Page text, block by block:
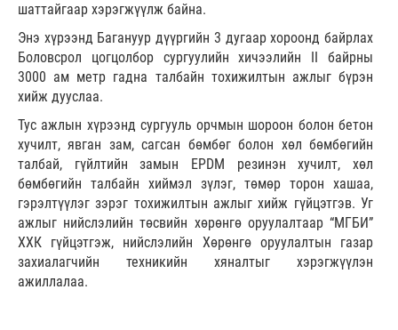
шаттайгаар хэрэгжүүлж байна.
Энэ хүрээнд Багануур дүүргийн 3 дугаар хороонд байрлах
Боловсрол цогцолбор сургуулийн хичээлийн II байрны
3000 ам метр гадна талбайн тохижилтын ажлыг бүрэн
хийж дууслаа.
Тус ажлын хүрээнд сургууль орчмын шороон болон бетон
хучилт, явган зам, сагсан бөмбөг болон хөл бөмбөгийн
талбай, гүйлтийн замын EPDM резинэн хучилт, хөл
бөмбөгийн талбайн хиймэл зүлэг, төмөр торон хашаа,
гэрэлтүүлэг зэрэг тохижилтын ажлыг хийж гүйцэтгэв. Уг
ажлыг нийслэлийн төсвийн хөрөнгө оруулалтаар “МГБИ”
ХХК гүйцэтгэж, нийслэлийн Хөрөнгө оруулалтын газар
захиалагчийн техникийн хяналтыг хэрэгжүүлэн
ажиллалаа.